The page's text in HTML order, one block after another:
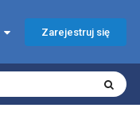
Zarejestruj się